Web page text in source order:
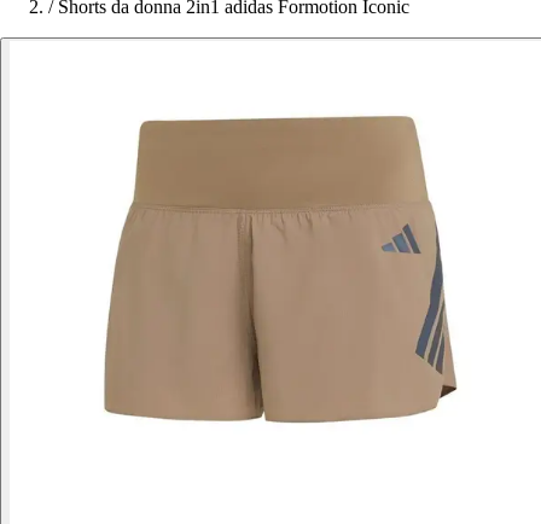
/ Shorts da donna 2in1 adidas Formotion Iconic